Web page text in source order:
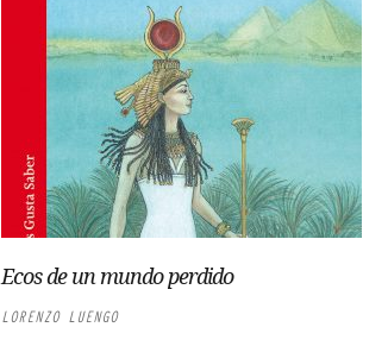
Ecos de un mundo perdido
LORENZO LUENGO